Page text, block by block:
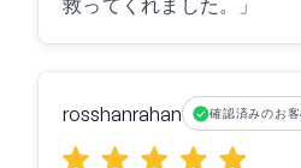
救ってくれました。」
rosshanrahan 確認済みのお客